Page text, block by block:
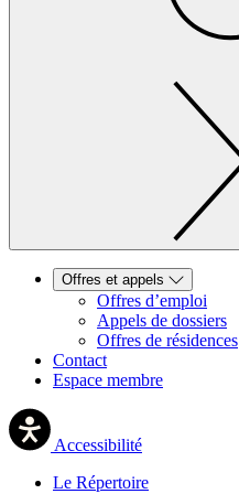
Offres et appels
Offres d’emploi
Appels de dossiers
Offres de résidences
Contact
Espace membre
Accessibilité
Le Répertoire